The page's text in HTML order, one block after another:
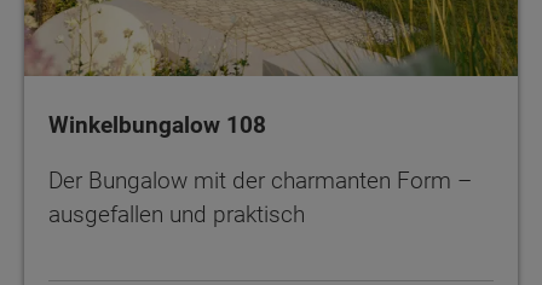
Winkelbungalow 108
Der Bungalow mit der charmanten Form –
ausgefallen und praktisch